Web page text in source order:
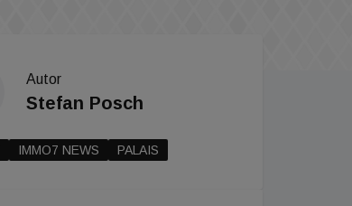
Autor
Stefan Posch
IMMO7 NEWS PALAIS